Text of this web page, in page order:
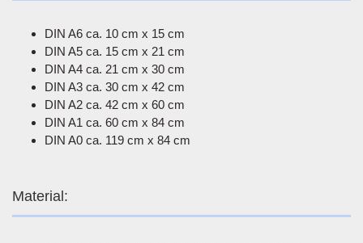
DIN A6 ca. 10 cm x 15 cm
DIN A5 ca. 15 cm x 21 cm
DIN A4 ca. 21 cm x 30 cm
DIN A3 ca. 30 cm x 42 cm
DIN A2 ca. 42 cm x 60 cm
DIN A1 ca. 60 cm x 84 cm
DIN A0 ca. 119 cm x 84 cm
Material: